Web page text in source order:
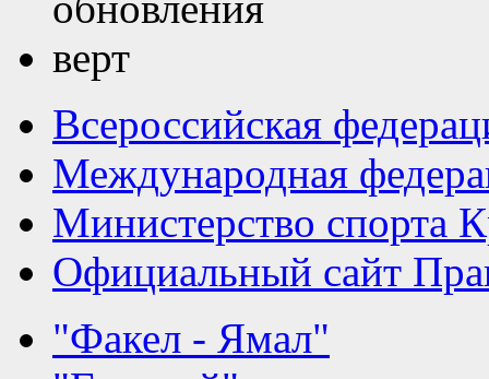
Всероссийская
Международная
Министерство спорта
Официальный сайт
"Факел - Ямал"